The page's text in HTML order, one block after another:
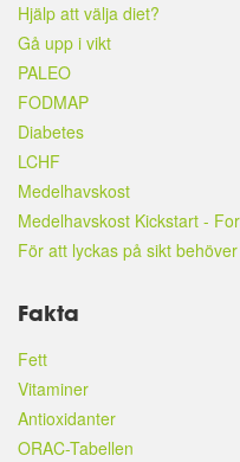
Hjälp att välja diet?
Gå upp i vikt
PALEO
FODMAP
Diabetes
LCHF
Medelhavskost
Medelhavskost Kickstart -
För att lyckas på sikt
Fakta
Fett
Vitaminer
Antioxidanter
ORAC-Tabellen